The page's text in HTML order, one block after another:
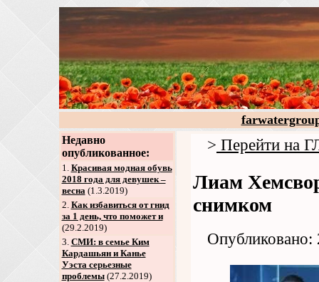
Недавно
опубликованное:
1. Красивая модная обувь
2018 года для девушек –
весна(1.3.2019)
2. Как избавиться от гнид
за 1 день, что поможет и
(29.2.2019)
3. СМИ: в семье Ким
Кардашьян и Канье
Уэста серьезные
проблемы(27.2.2019)
> Перейти на
Лиам
снимком
Опубликовано: